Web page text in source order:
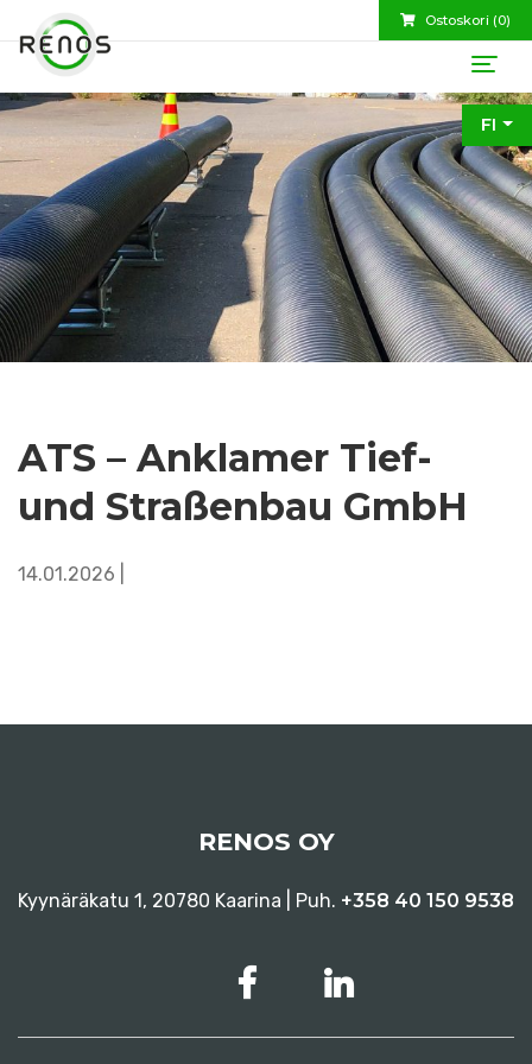
Ostoskori (0)
FI
ATS – Anklamer Tief-
und Straßenbau GmbH
14.01.2026 |
RENOS OY
Kyynäräkatu 1, 20780 Kaarina | Puh. +358 40 150 9538